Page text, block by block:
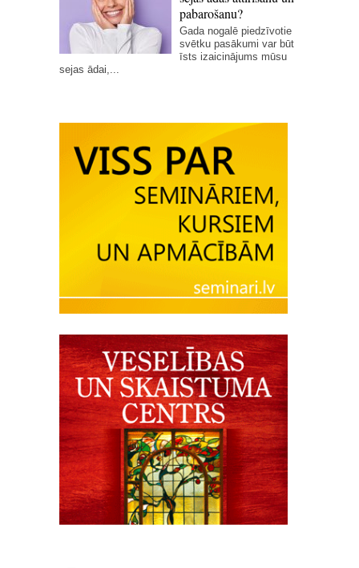
pabarošanu?
Gada nogalē piedzīvotie
svētku pasākumi var būt
īsts izaicinājums mūsu
sejas ādai,...